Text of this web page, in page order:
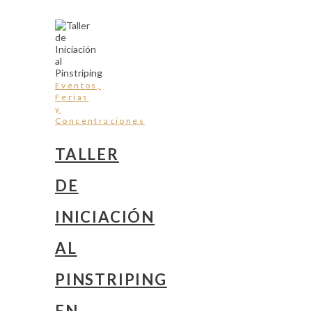
Eventos,
Ferias
y
Concentraciones
TALLER
DE
INICIACIÓN
AL
PINSTRIPING